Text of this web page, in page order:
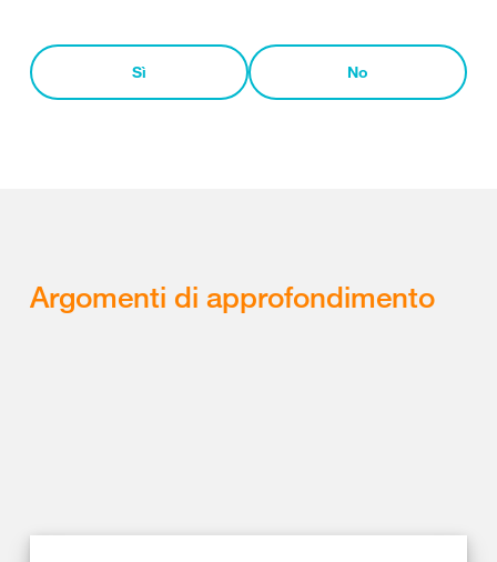
Sì No
Argomenti di approfondimento